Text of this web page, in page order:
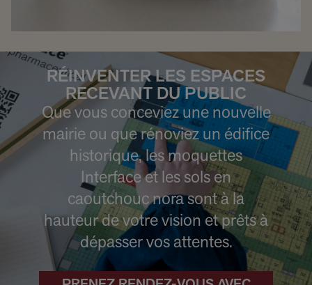
RÉINVENTER LES ESPACES
RECEVANT DU PUBLIC
Que vous conceviez une nouvelle
mairie ou que rénoviez un édifice
historique, les moquettes
Interface et les sols en
caoutchouc nora sont à la
hauteur de votre vision et prêts à
dépasser vos attentes.